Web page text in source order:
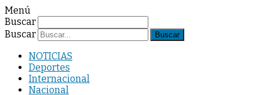
Menú
Buscar
Buscar
NOTICIAS
Deportes
Internacional
Nacional